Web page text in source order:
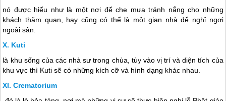
nó được hiểu như là một nơi để che mưa tránh nắng cho những
khách thăm quan, hay cũng có thể là một gian nhà để nghỉ ngơi
ngoài sân.
Kuti
là khu sống của các nhà sư trong chùa, tùy vào vị trí và diện tích của
khu vực thì Kuti sẽ có những kích cỡ và hình dạng khác nhau.
Crematorium